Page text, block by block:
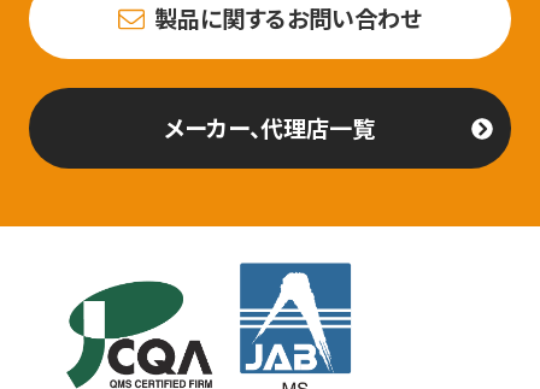
製品に関するお問い合わせ
メーカー、代理店一覧